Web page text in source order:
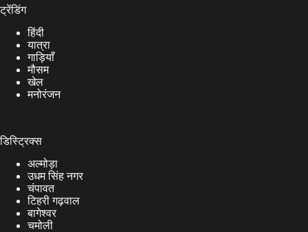
ट्रेंडिंग
हिंदी
यात्रा
गाड़ियाँ
मौसम
खेल
मनोरंजन
डिस्ट्रिक्स
अल्मोड़ा
उधम सिंह नगर
चंपावत
टिहरी गढ़वाल
बागेश्वर
चमोली